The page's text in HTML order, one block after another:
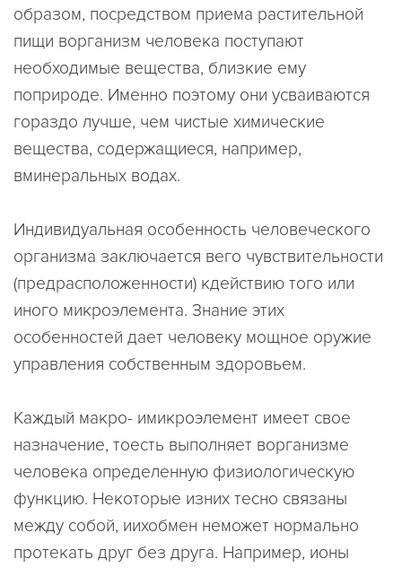
образом, посредством приема растительной
пищи ворганизм человека поступают
необходимые вещества, близкие ему
поприроде. Именно поэтому они усваиваются
гораздо лучше, чем чистые химические
вещества, содержащиеся, например,
вминеральных водах.
Индивидуальная особенность человеческого
организма заключается вего чувствительности
(предрасположенности) кдействию того или
иного микроэлемента. Знание этих
особенностей дает человеку мощное оружие
управления собственным здоровьем.
Каждый макро- имикроэлемент имеет свое
назначение, тоесть выполняет ворганизме
человека определенную физиологическую
функцию. Некоторые изних тесно связаны
между собой, иихобмен неможет нормально
протекать друг без друга. Например, ионы